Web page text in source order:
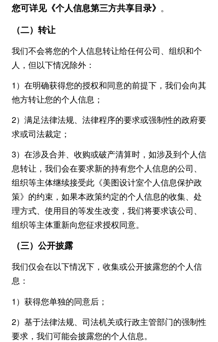
您可详见《个人信息第三方共享目录》 。
（二）转让
我们不会将您的个人信息转让给任何公司、组织和个
人，但以下情况除外：
1）在明确获得您的授权和同意的前提下，我们会向其
他方转让您的个人信息；
2）满足法律法规、法律程序的要求或强制性的政府要
求或司法裁定；
3）在涉及合并、收购或破产清算时，如涉及到个人信
息转让，我们会在要求新的持有您个人信息的公司、
组织等主体继续接受此《美图设计室个人信息保护政
策》的约束，如果本政策约定的个人信息的收集、处
理方式、使用目的等发生改变，我们将要求该公司、
组织等主体重新向您征求授权同意。
（三）公开披露
我们仅会在以下情况下，收集或公开披露您的个人信
息：
1）获得您单独的同意后；
2）基于法律法规、司法机关或行政主管部门的强制性
要求，我们可能会披露您的个人信息。